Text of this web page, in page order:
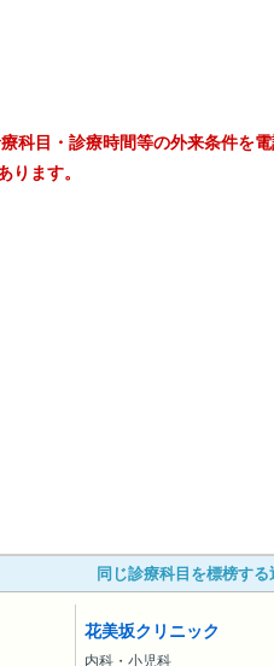
科目・診療時間等の外来条件を
ります。
同じ診療科目を標榜す
花美坂クリニック
内科・小児科